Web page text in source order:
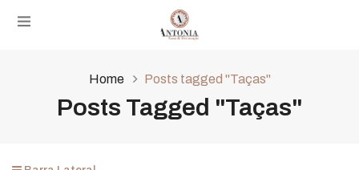
Home Posts tagged "Taças"
Posts Tagged "Taças"